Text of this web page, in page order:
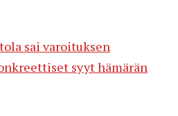
sai varoituksen
syyt hämärän